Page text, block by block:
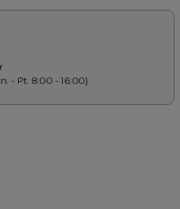
- Pt. 8:00 - 16:00)